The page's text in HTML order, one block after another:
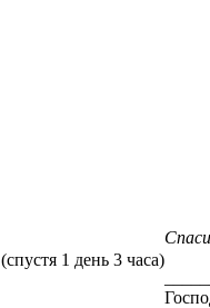
(спустя 1 день 3 часа)